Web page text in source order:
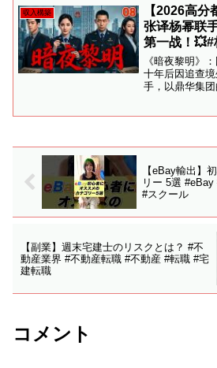
収入構築
【2026高分
张译杨幂联
第一战！
视剧
《暗夜黎明》
十年后因追查
手，以鼎华集
【eBay輸出】
リー 5選
#スクール
【副業】週末宅建士のリスクとは？ #不
動産業界 #不動産転職 #不動産 #転職 #宅
建転職
コメント